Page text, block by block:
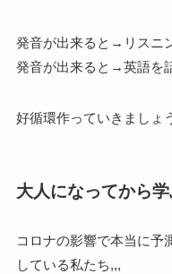
発音が出来ると→リスニ
発音が出来ると→英語を
好循環作っていきましょ
大人になってから
コロナの影響で本当に予
している私たち,,,